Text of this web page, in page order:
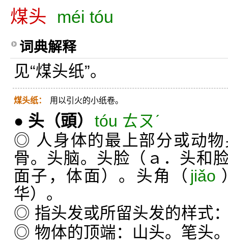
煤头 méi tóu
词典解释
见“煤头纸”。
煤头纸： 用以引火的小纸卷。
● 头 （頭） tóu ㄊㄡˊ
◎ 人身体的最上部分或动
骨。头脑。头脸（ａ．头和
面子，体面）。头角（ jiǎo
华）。
◎ 指头发或所留头发的样式
◎ 物体的顶端：山头。笔头